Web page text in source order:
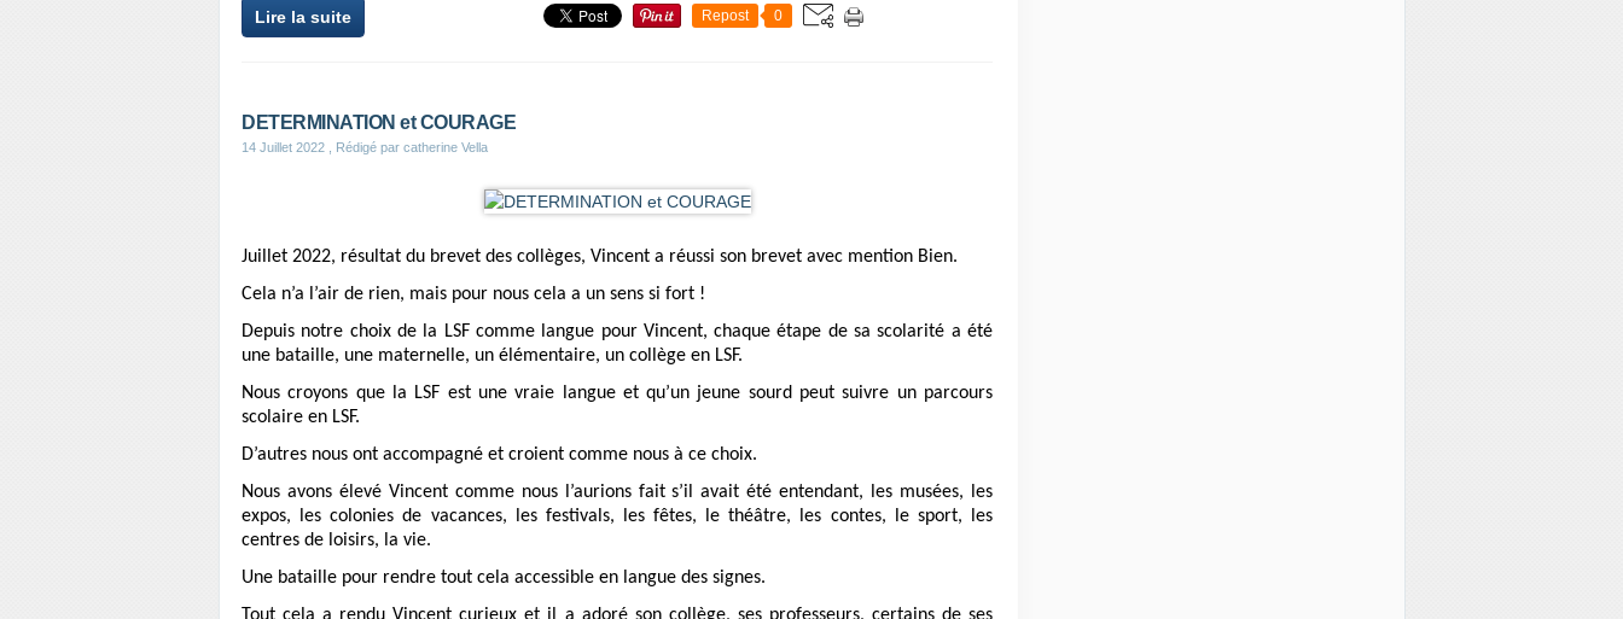
Lire la suite Repost 0
DETERMINATION et COURAGE
14 Juillet 2022 , Rédigé par catherine Vella
Juillet 2022, résultat du brevet des collèges, Vincent a réussi son brevet avec mention Bien.
Cela n’a l’air de rien, mais pour nous cela a un sens si fort !
Depuis notre choix de la LSF comme langue pour Vincent, chaque étape de sa scolarité a été
une bataille, une maternelle, un élémentaire, un collège en LSF.
Nous croyons que la LSF est une vraie langue et qu’un jeune sourd peut suivre un parcours
scolaire en LSF.
D’autres nous ont accompagné et croient comme nous à ce choix.
Nous avons élevé Vincent comme nous l’aurions fait s’il avait été entendant, les musées, les
expos, les colonies de vacances, les festivals, les fêtes, le théâtre, les contes, le sport, les
centres de loisirs, la vie.
Une bataille pour rendre tout cela accessible en langue des signes.